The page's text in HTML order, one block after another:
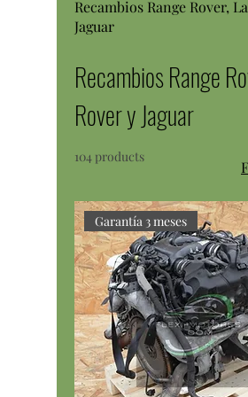
Recambios Range Rover,
Jaguar
Recambios Range
Rover y Jaguar
104 products
Garantía 3 meses
Motor completo Range
448DT